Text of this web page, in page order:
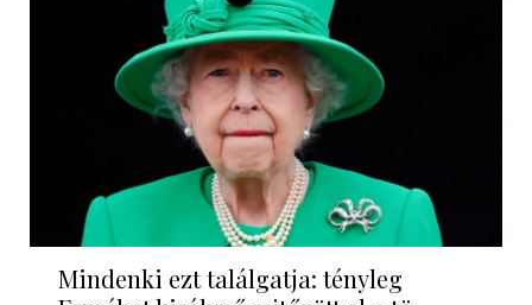
Mindenki ezt találgatja: tényleg